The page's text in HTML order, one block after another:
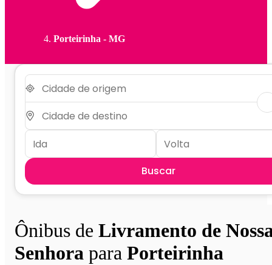
Porteirinha - MG
Buscar
Ônibus de Livramento de
Senhora para Porteirinha